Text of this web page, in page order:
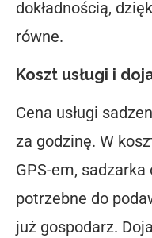
dokładnością,
równe.
Koszt usługi i
Cena usługi
za godzinę. W
GPS-em,
potrzebne do
już gospodarz.